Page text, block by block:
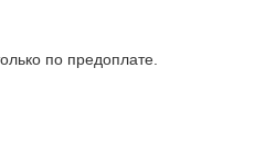
по предоплате.